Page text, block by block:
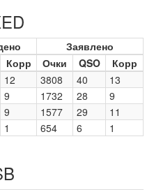
Заявлено
Корр Очки QSO
Корр
12 3808 40
13
9 1732 28
9
9 1577 29
11
1 654 6 1